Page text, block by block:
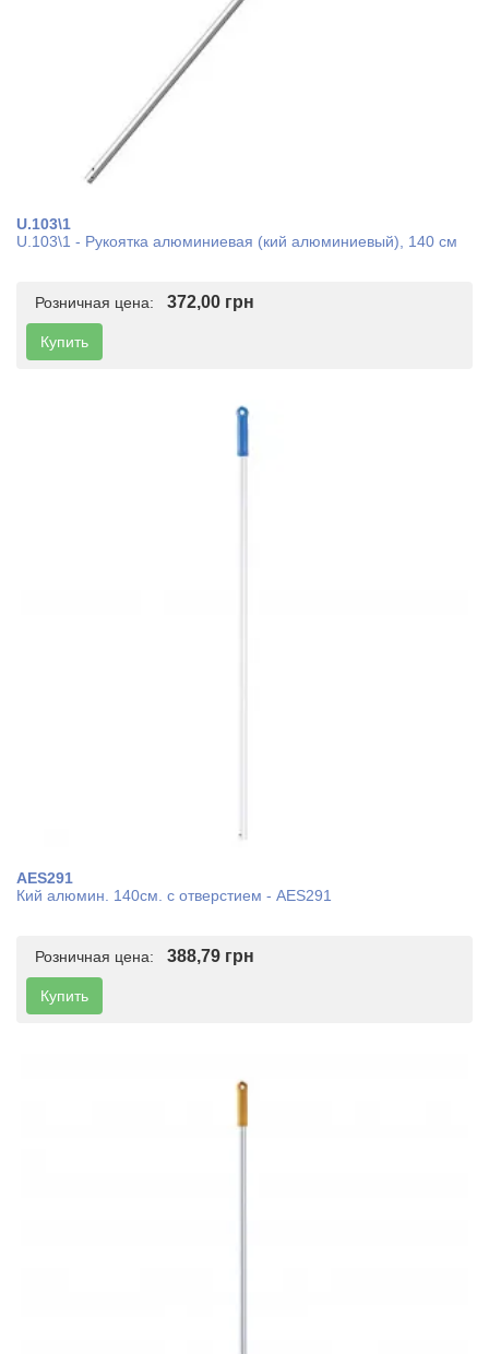
U.103\1
U.103\1 - Рукоятка алюминиевая (кий алюминиевый), 140 см
Розничная цена: 372,00 грн
Купить
AES291
Кий алюмин. 140см. с отверстием - AES291
Розничная цена: 388,79 грн
Купить